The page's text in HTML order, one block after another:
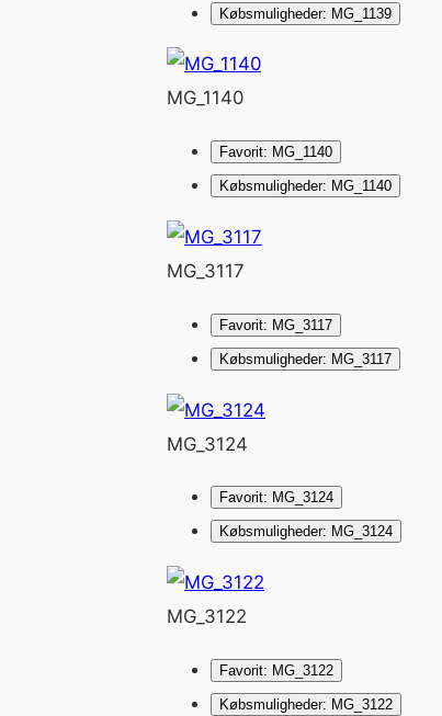
Købsmuligheder: MG_1139
MG_1140
Favorit: MG_1140
Købsmuligheder: MG_1140
MG_3117
Favorit: MG_3117
Købsmuligheder: MG_3117
MG_3124
Favorit: MG_3124
Købsmuligheder: MG_3124
MG_3122
Favorit: MG_3122
Købsmuligheder: MG_3122